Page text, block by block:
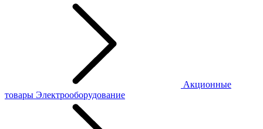
Акционные
товары Электрооборудование